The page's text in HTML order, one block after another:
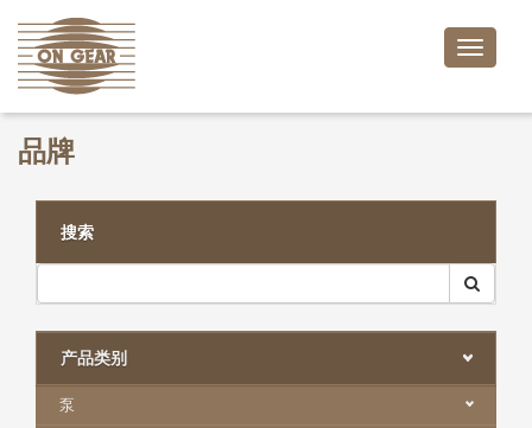
Toggle
品牌
搜索
产品类别
泵